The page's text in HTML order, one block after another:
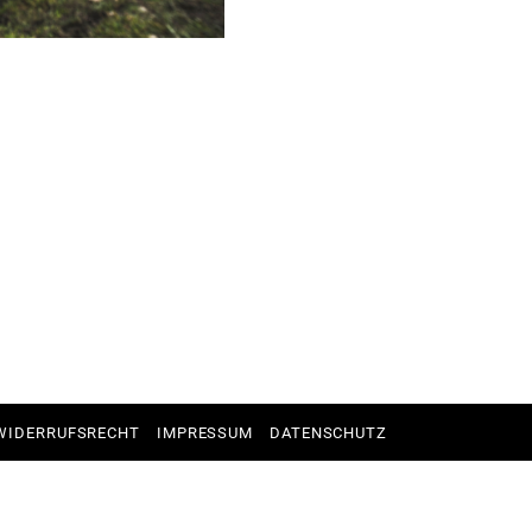
IMPRESSUM DATENSCHUTZ